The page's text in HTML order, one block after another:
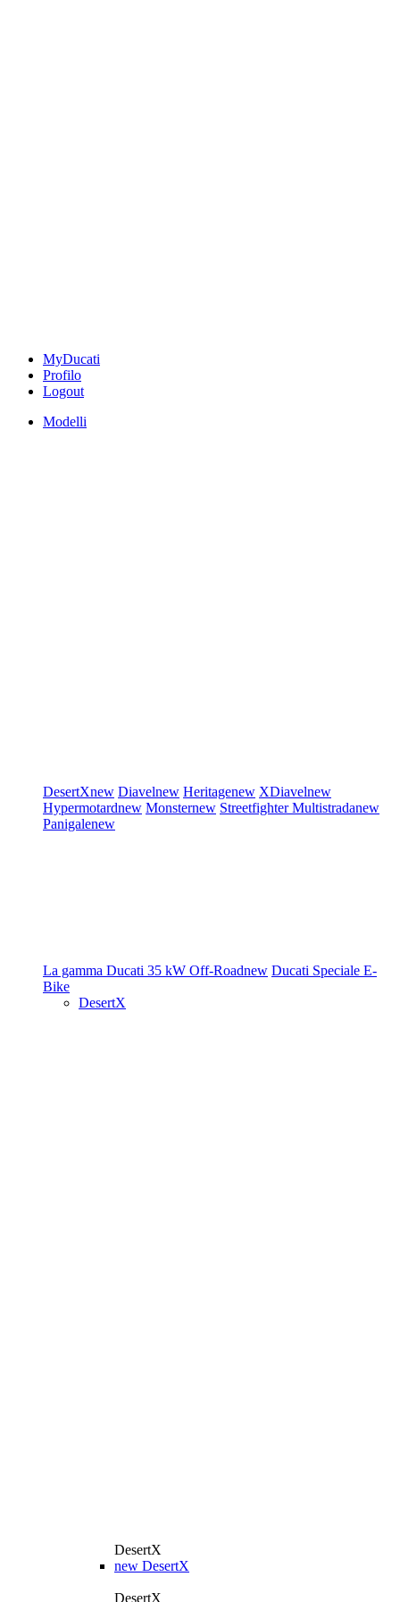
MyDucati
Profilo
Logout
Modelli
DesertXnew Diavelnew Heritagenew XDiavelnew
Hypermotardnew Monsternew StreetfighterMultistradanew
Panigalenew
La gamma Ducati 35 kW Off-Roadnew Ducati Speciale E-
Bike
DesertX
DesertX
new DesertX
DesertX